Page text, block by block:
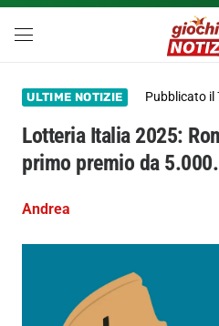
ULTIME NOTIZIE Pubblicato il
Lotteria Italia 2025:
primo premio da
Andrea